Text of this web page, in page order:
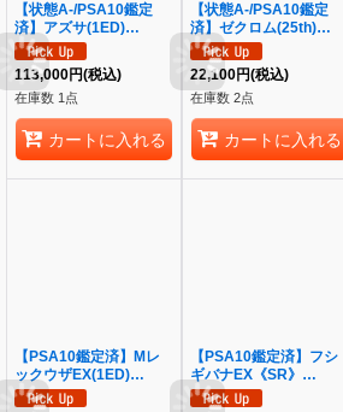
【状態A-/PSA10鑑定
済】アズサ(1ED)
《SR》{064/059}[その
他]
113,000円(税込)
在庫数 1点
カートに入れる
【状態A-/PSA10鑑定
済】ゼクロム(25th)
《P》{021/025}[その他]
22,100円(税込)
在庫数 2点
カートに入れる
【PSA10鑑定済】Mレ
ックウザEX(1ED)
《UR》{095/081}[XY7]
【PSA10鑑定済】フシ
ギバナEX《SR》
{088/087}[その他]